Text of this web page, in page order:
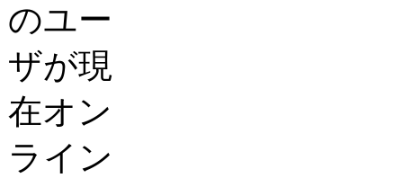
のユー
ザが現
在オン
ライン